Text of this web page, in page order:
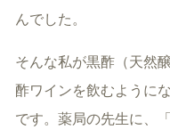
んでした。
そんな私が黒酢（天然
酢ワインを飲むように
です。薬局の先生に、